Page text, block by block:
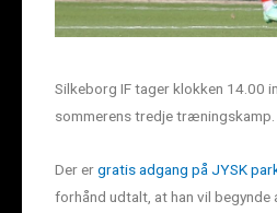
Silkeborg IF tager klokken 14.00
sommerens tredje træningskamp.
Der ergratis adgang på JYSK
forhånd udtalt, at han vil begynde